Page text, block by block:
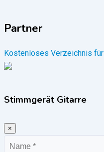
Partner
Kostenloses Verzeichnis für
Stimmgerät Gitarre
×
Name